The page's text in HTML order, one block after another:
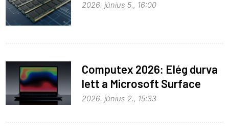
2026. június 5., 16:00
Computex 2026: Elég durva
lett a Microsoft Surface
Laptop Ultra
2026. június 2., 15:33